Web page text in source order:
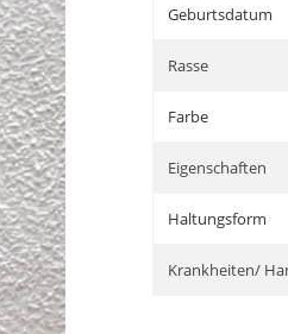
Geburtsdatum
Rasse
Farbe
Eigenschaften
Haltungsform
Krankheiten/